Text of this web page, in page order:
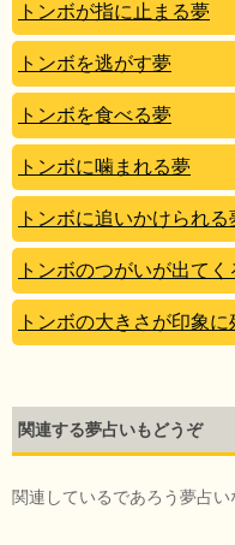
トンボが指に止まる夢
トンボを逃がす夢
トンボを食べる夢
トンボに噛まれる夢
トンボに追いかけられ
トンボのつがいが出てく
トンボの大きさが印象
関連する夢占いもどうぞ
関連しているであろう夢占い